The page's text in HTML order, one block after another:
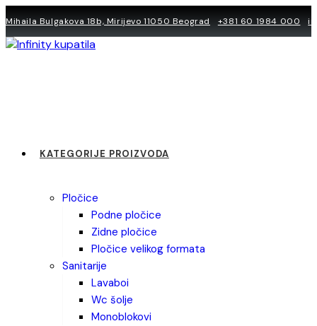
to
content
Mihaila Bulgakova 18b, Mirijevo 11050 Beograd +381 60 1984 000
KATEGORIJE PROIZVODA
pločice
podne pločice
zidne pločice
pločice velikog formata
sanitarije
lavaboi
wc šolje
monoblokovi